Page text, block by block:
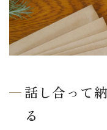
話し合って
る